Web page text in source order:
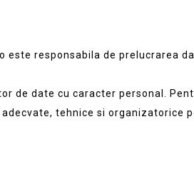
este responsabila de prelucrarea
de date cu caracter personal.
tehnice si organizatorice